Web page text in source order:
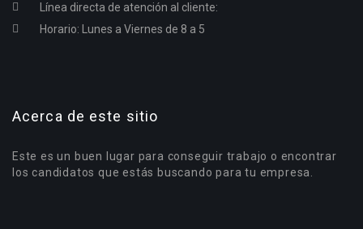
Línea directa de atención al cliente:
Horario: Lunes a Viernes de 8 a 5
Acerca de este sitio
Este es un buen lugar para conseguir trabajo o encontrar
los candidatos que estás buscando para tu empresa.